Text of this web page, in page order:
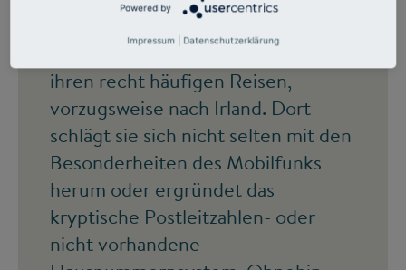
Wer Kathrin Passigs Texte im
Techniktagebuchliest, erfährt von
ihren recht häufigen Reisen,
vorzugsweise nach Irland. Dort
schlägt sie sich nicht selten mit den
Besonderheiten des Mobilfunks
herum oder ergründet das
kryptische Postleitzahlen- oder
nicht vorhandene
Powered by
Impressum Datenschutzerklärung